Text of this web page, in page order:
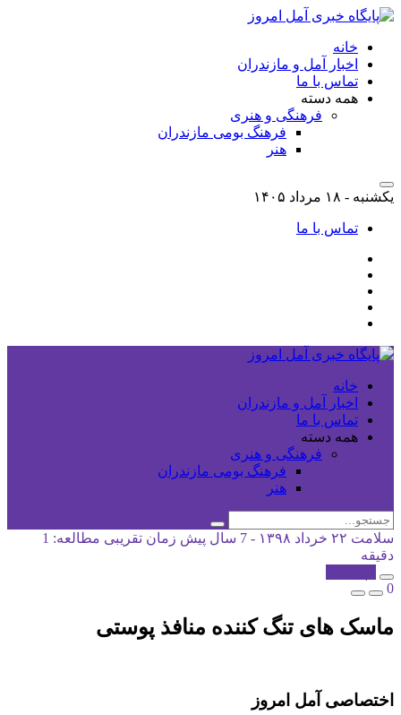
خانه
اخبار آمل و مازندران
تماس با ما
همه دسته
فرهنگی و هنری
فرهنگ بومی مازندران
هنر
یکشنبه - ۱۸ مرداد ۱۴۰۵
تماس با ما
خانه
اخبار آمل و مازندران
تماس با ما
همه دسته
فرهنگی و هنری
فرهنگ بومی مازندران
هنر
سلامت ۲۲ خرداد ۱۳۹۸ - 7 سال پیش
زمان تقریبی مطالعه: 1
دقیقه
0
ماسک های تنگ کننده منافذ پوستی
اختصاصی آمل امروز